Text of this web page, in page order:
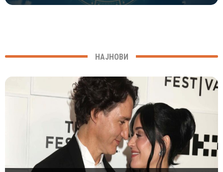
НАЈНОВИ